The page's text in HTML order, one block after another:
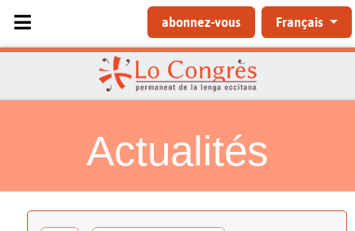
Sélectionnez votre langue
abonnez-vous Français
Actualités